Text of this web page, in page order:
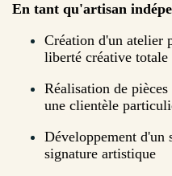
En tant qu'artisan
Création d'un atelier
liberté créative totale
Réalisation de
une clientèle
Développement d'un
signature artistique